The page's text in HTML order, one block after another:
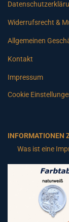
Widerrufsrecht &
Allgemeinen
Kontakt
Impressum
Cookie
INFORMATIONEN
Was ist eine